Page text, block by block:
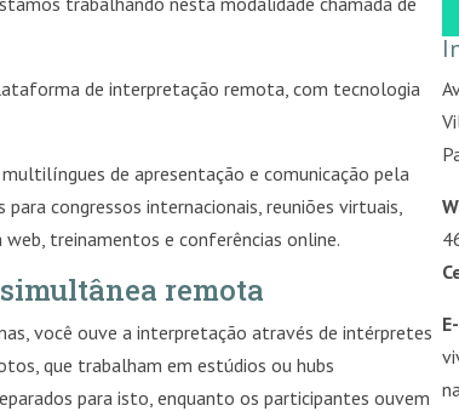
de interpretação remota, com tecnologia
de apresentação e comunicação pela
congressos internacionais, reuniões virtuais,
web, treinamentos e conferências online.
remota
você ouve a interpretação através de intérpretes
que trabalham em estúdios ou hubs
para isto, enquanto os participantes ouvem